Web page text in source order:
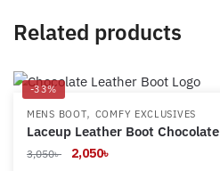
Related products
-33%
MENS BOOT, COMFY EXCLUSIVES
Laceup Leather Boot Chocolate
3,050৳
Original
2,050৳